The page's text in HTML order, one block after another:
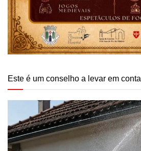
Este é um conselho a levar em conta